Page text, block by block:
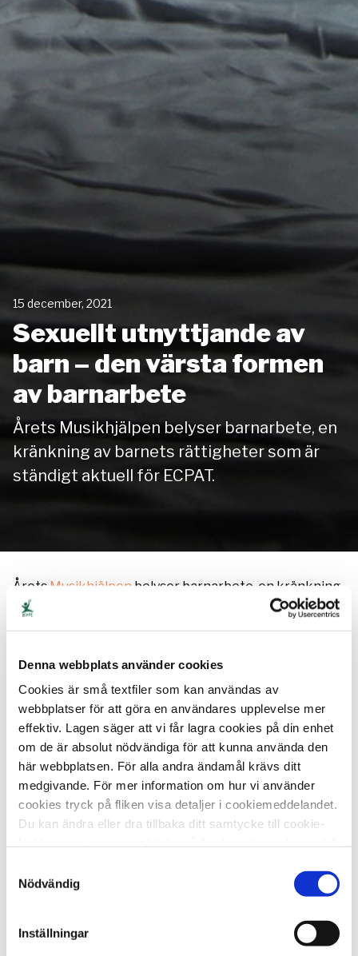
Denna webbplats använder cookies
Cookies är små textfiler som kan användas av
webbplatser för att göra en användares upplevelse mer
effektiv. Lagen säger att vi får lagra cookies på din enhet
om de är absolut nödvändiga för att kunna använda den
här webbplatsen. För alla andra ändamål krävs ditt
medgivande. För mer information om hur vi använder
cookies tryck på fliken visa detaljer i cookiemeddelandet.
Du kan ändra eller dra tillbaka ditt samtycke till cookie-
Nödvändig
Inställningar
15 december, 2021
Sexuellt utnyttjande av
barn – den värsta formen
av barnarbete
Årets Musikhjälpen belyser barnarbete, en
kränkning av barnets rättigheter som är
ständigt aktuell för ECPAT.
Årets Musikhjälpen belyser barnarbete, en kränkning
av barnets rättigheter som är ständigt aktuell
tyvärr idag en självklar del av barnarbete.
Barnarbete är arbete som kan anses stå i vägen för
barns rätt till sin grundläggande utbildning och/eller
vara mentalt, fysiskt eller moraliskt skadligt eller
farligt att utföra. Till detta läggs de värsta formerna av
barnarbete. Internationella arbetsorganisationen,
ILO, inkluderar bland annatalla former av
slaverisåsom handel med barn; utnyttjande,
rekrytering och utbjudande av barn för prostitution,
produktion av pornografiska framställningar eller
rekrytering och utbjudande av barn för olaglig
Flera former av sexuellt utnyttjande av